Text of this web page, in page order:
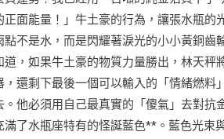
面能量！」牛土豪的行為，讓張水瓶的
不是水，而是閃耀著淚光的小小黃銅齒
，如果牛土豪的物質力量勝出，林天
還剩下最後一個可以輸入的「情緒燃
他必須用自己最真實的「傻氣」去對
了水瓶座特有的怪誕藍色**。藍色光束